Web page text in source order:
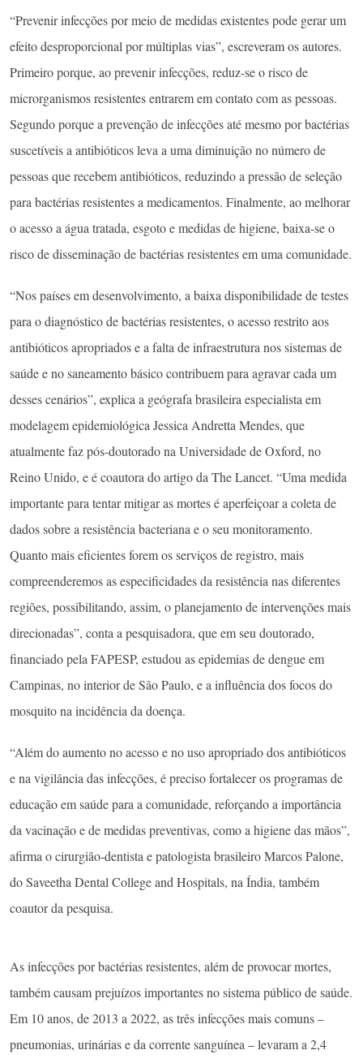
“Prevenir infecções por meio de medidas existentes pode gerar um
efeito desproporcional por múltiplas vias”, escreveram os autores.
Primeiro porque, ao prevenir infecções, reduz-se o risco de
microrganismos resistentes entrarem em contato com as pessoas.
Segundo porque a prevenção de infecções até mesmo por bactérias
suscetíveis a antibióticos leva a uma diminuição no número de
pessoas que recebem antibióticos, reduzindo a pressão de seleção
para bactérias resistentes a medicamentos. Finalmente, ao melhorar
o acesso a água tratada, esgoto e medidas de higiene, baixa-se o
risco de disseminação de bactérias resistentes em uma comunidade.
“Nos países em desenvolvimento, a baixa disponibilidade de testes
para o diagnóstico de bactérias resistentes, o acesso restrito aos
antibióticos apropriados e a falta de infraestrutura nos sistemas de
saúde e no saneamento básico contribuem para agravar cada um
desses cenários”, explica a geógrafa brasileira especialista em
modelagem epidemiológica Jessica Andretta Mendes, que
atualmente faz pós-doutorado na Universidade de Oxford, no
Reino Unido, e é coautora do artigo da The Lancet. “Uma medida
importante para tentar mitigar as mortes é aperfeiçoar a coleta de
dados sobre a resistência bacteriana e o seu monitoramento.
Quanto mais eficientes forem os serviços de registro, mais
compreenderemos as especificidades da resistência nas diferentes
regiões, possibilitando, assim, o planejamento de intervenções mais
direcionadas”, conta a pesquisadora, que em seu doutorado,
financiado pela FAPESP, estudou as epidemias de dengue em
Campinas, no interior de São Paulo, e a influência dos focos do
mosquito na incidência da doença.
“Além do aumento no acesso e no uso apropriado dos antibióticos
e na vigilância das infecções, é preciso fortalecer os programas de
educação em saúde para a comunidade, reforçando a importância
da vacinação e de medidas preventivas, como a higiene das mãos”,
afirma o cirurgião-dentista e patologista brasileiro Marcos Palone,
do Saveetha Dental College and Hospitals, na Índia, também
coautor da pesquisa.
As infecções por bactérias resistentes, além de provocar mortes,
também causam prejuízos importantes no sistema público de saúde.
Em 10 anos, de 2013 a 2022, as três infecções mais comuns –
pneumonias, urinárias e da corrente sanguínea – levaram a 2,4